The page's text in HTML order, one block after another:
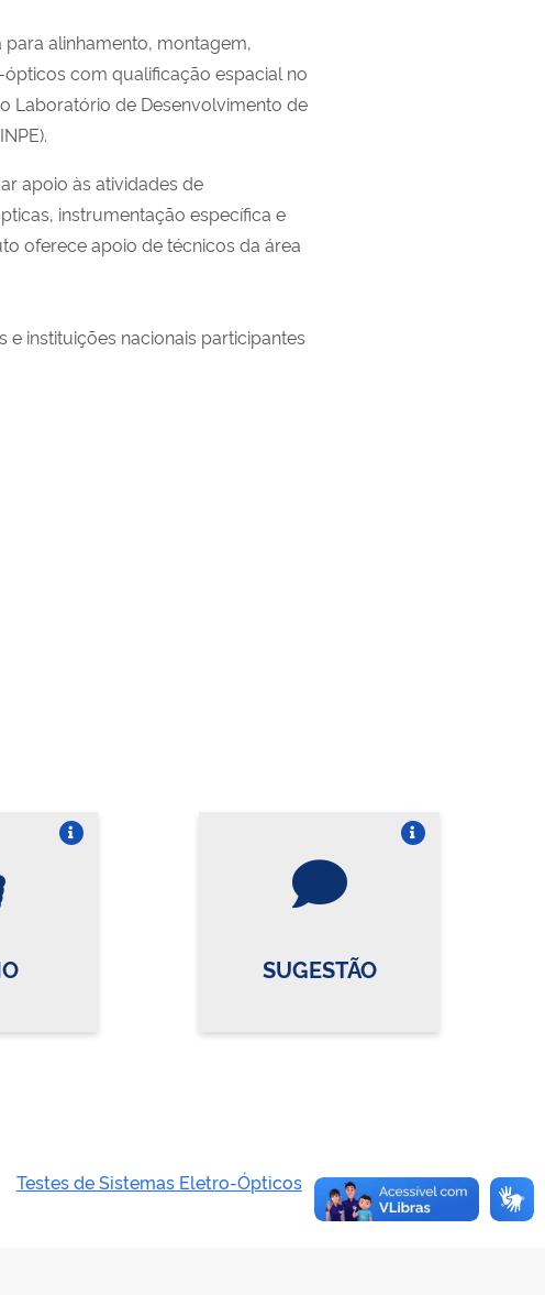
alinhamento, montagem,
com qualificação espacial no
Laboratório de Desenvolvimento de
apoio às atividades de
instrumentação específica e
oferece apoio de técnicos da área
instituições nacionais participantes
SUGESTÃO
Testes de Sistemas Eletro-Ópticos